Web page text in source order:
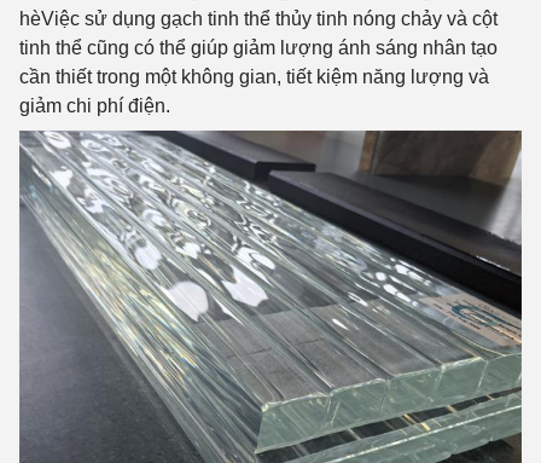
hèViệc sử dụng gạch tinh thể thủy tinh nóng chảy và cột
tinh thể cũng có thể giúp giảm lượng ánh sáng nhân tạo
cần thiết trong một không gian, tiết kiệm năng lượng và
giảm chi phí điện.